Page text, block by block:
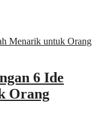
6 Ide
Orang